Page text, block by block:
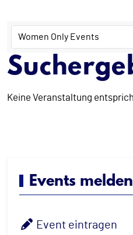
Keine Veranstaltung
Events melden
Event eintragen